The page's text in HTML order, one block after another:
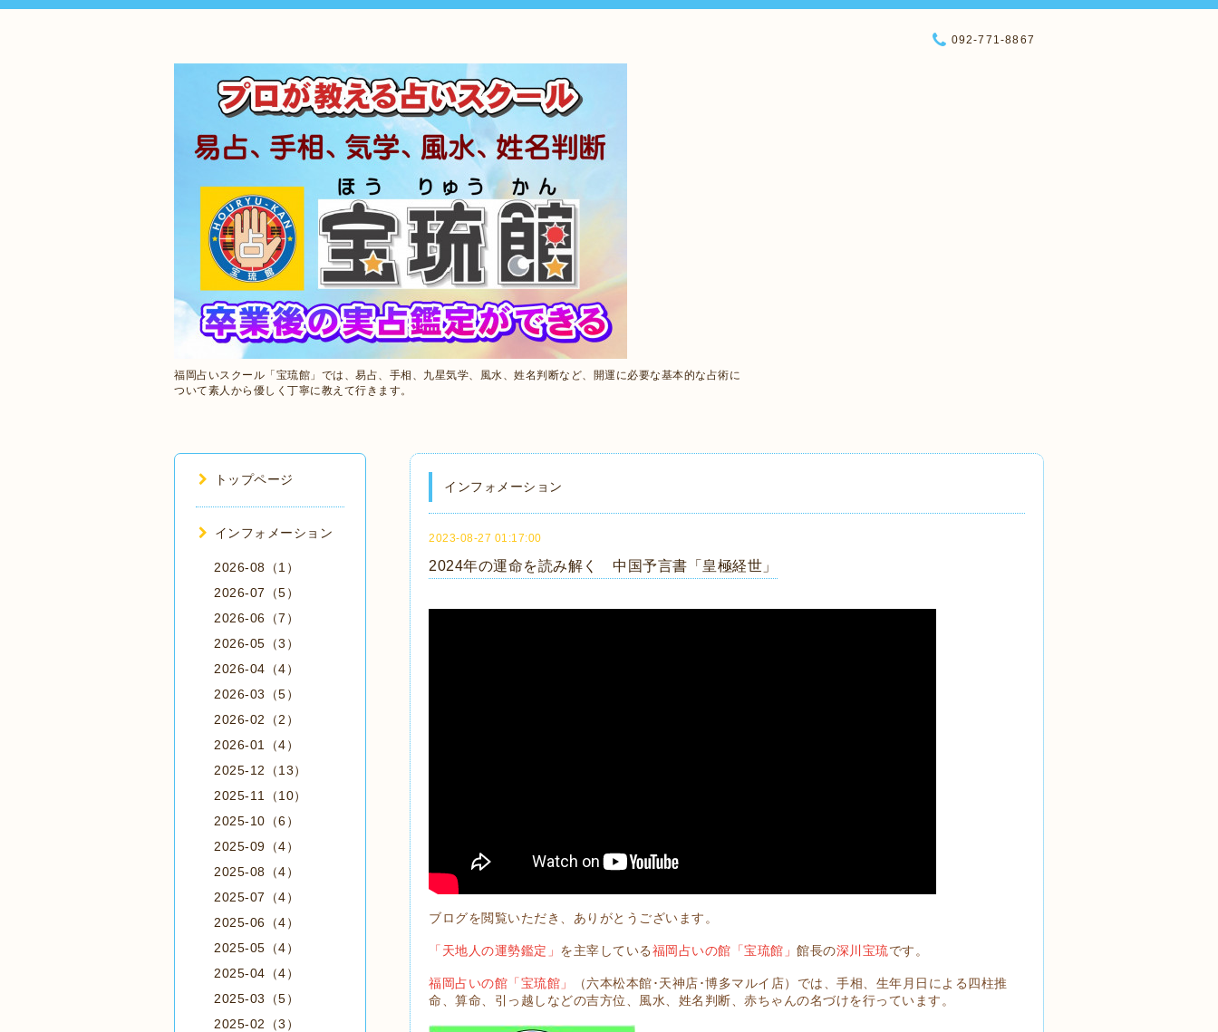
福岡占いスクール「宝琉館」では、易占、手相、九星気学、風水、姓名判断など、開運に必要な基本的な占術に
ついて素人から優しく丁寧に教えて行きます。
092-771-8867
インフォメーション
2023-08-27 01:17:00
2024年の運命を読み解く 中国予言書「皇極経世」
ブログを閲覧いただき、ありがとうございます。
「天地人の運勢鑑定」 を主宰している福岡占いの館「宝琉館」 館長の深川宝琉です。
福岡占いの館「宝琉館」
（六本松本館･天神店･博多マルイ店）では、手相、生年月日による四柱推
命、算命、引っ越しなどの吉方位、風水、姓名判断、赤ちゃんの名づけを行っています。
トップページ
インフォメーション
2026-08（1）
2026-07（5）
2026-06（7）
2026-05（3）
2026-04（4）
2026-03（5）
2026-02（2）
2026-01（4）
2025-12（13）
2025-11（10）
2025-10（6）
2025-09（4）
2025-08（4）
2025-07（4）
2025-06（4）
2025-05（4）
2025-04（4）
2025-03（5）
2025-02（3）